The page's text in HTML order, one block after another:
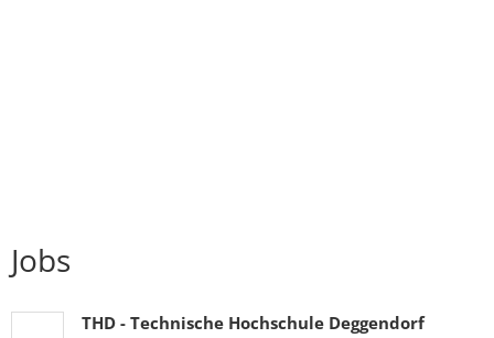
Jobs
THD - Technische Hochschule Deggendorf